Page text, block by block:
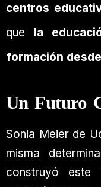
centros
que la
formación
Un Futuro
Sonia Meier de
misma
construyó este